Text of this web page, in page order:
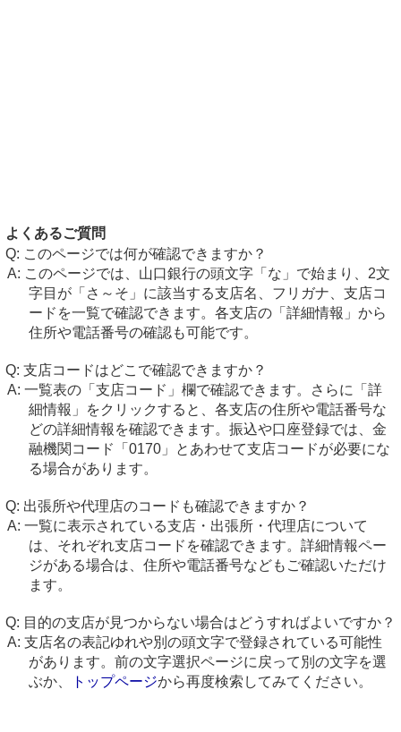
よくあるご質問
このページでは何が確認できますか？
このページでは、山口銀行の頭文字「な」で始まり、2文
字目が「さ～そ」に該当する支店名、フリガナ、支店コ
ードを一覧で確認できます。各支店の「詳細情報」から
住所や電話番号の確認も可能です。
支店コードはどこで確認できますか？
一覧表の「支店コード」欄で確認できます。さらに「詳
細情報」をクリックすると、各支店の住所や電話番号な
どの詳細情報を確認できます。振込や口座登録では、金
融機関コード「0170」とあわせて支店コードが必要にな
る場合があります。
出張所や代理店のコードも確認できますか？
一覧に表示されている支店・出張所・代理店について
は、それぞれ支店コードを確認できます。詳細情報ペー
ジがある場合は、住所や電話番号などもご確認いただけ
ます。
目的の支店が見つからない場合はどうすればよいですか？
支店名の表記ゆれや別の頭文字で登録されている可能性
があります。前の文字選択ページに戻って別の文字を選
ぶか、
トップページから再度検索してみてください。